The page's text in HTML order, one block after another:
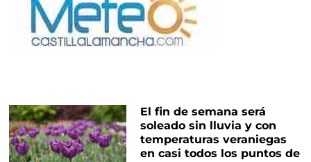
El fin de semana será
soleado sin lluvia y con
temperaturas veraniegas
en casi todos los puntos de